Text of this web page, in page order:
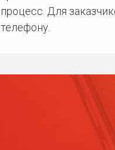
процесс. Для
телефону.